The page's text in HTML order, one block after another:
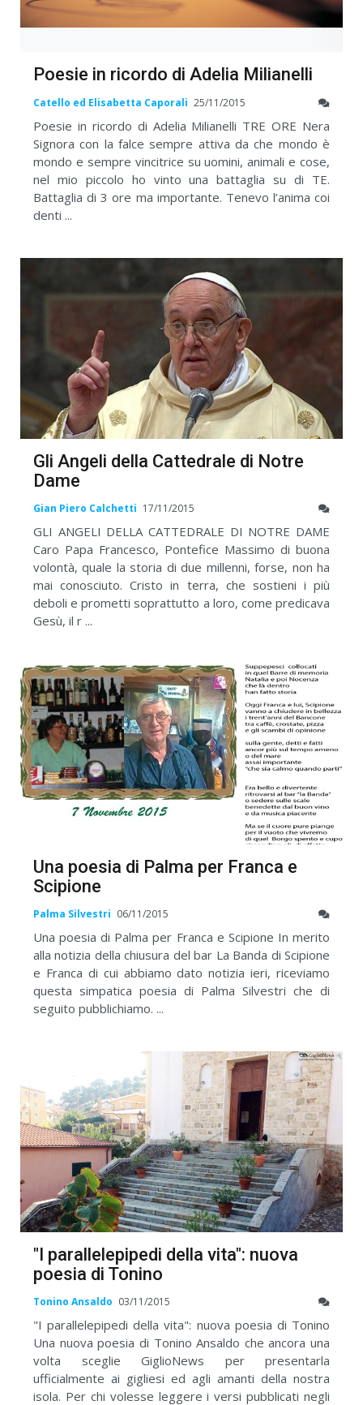
Poesie in ricordo di Adelia Milianelli
Catello ed Elisabetta Caporali 25/11/2015
Poesie in ricordo di Adelia Milianelli TRE ORE Nera
Signora con la falce sempre attiva da che mondo è
mondo e sempre vincitrice su uomini, animali e cose,
nel mio piccolo ho vinto una battaglia su di TE.
Battaglia di 3 ore ma importante. Tenevo l’anima coi
denti ...
Gli Angeli della Cattedrale di Notre
Dame
Gian Piero Calchetti 17/11/2015
GLI ANGELI DELLA CATTEDRALE DI NOTRE DAME
Caro Papa Francesco, Pontefice Massimo di buona
volontà, quale la storia di due millenni, forse, non ha
mai conosciuto. Cristo in terra, che sostieni i più
deboli e prometti soprattutto a loro, come predicava
Gesù, il r ...
Una poesia di Palma per Franca e
Scipione
Palma Silvestri 06/11/2015
Una poesia di Palma per Franca e Scipione In merito
alla notizia della chiusura del bar La Banda di Scipione
e Franca di cui abbiamo dato notizia ieri, riceviamo
questa simpatica poesia di Palma Silvestri che di
seguito pubblichiamo. ...
"I parallelepipedi della vita": nuova
poesia di Tonino
Tonino Ansaldo 03/11/2015
"I parallelepipedi della vita": nuova poesia di Tonino
Una nuova poesia di Tonino Ansaldo che ancora una
volta sceglie GiglioNews per presentarla
ufficialmente ai gigliesi ed agli amanti della nostra
isola. Per chi volesse leggere i versi pubblicati negli